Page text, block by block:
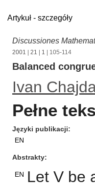
Artykuł - szczegóły
Discussiones
2001 21 1 | 105-114
Balanced
Ivan
Pełne
Języki publikacji
EN
Abstrakty
EN Let V be